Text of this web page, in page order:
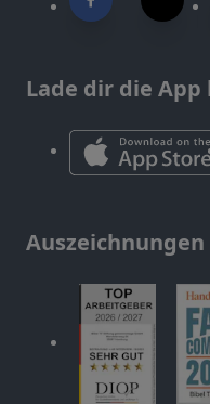
Lade dir die
Auszeichnungen